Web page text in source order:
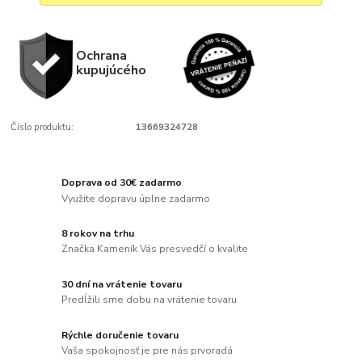
Ochrana
kupujúcého
Číslo produktu: 13669324728
Doprava od 30€ zadarmo
Využite dopravu úplne zadarmo
8 rokov na trhu
Značka Kameník Vás presvedčí o kvalite
30 dní na vrátenie tovaru
Predĺžili sme dobu na vrátenie tovaru
Rýchle doručenie tovaru
Vaša spokojnosť je pre nás prvoradá